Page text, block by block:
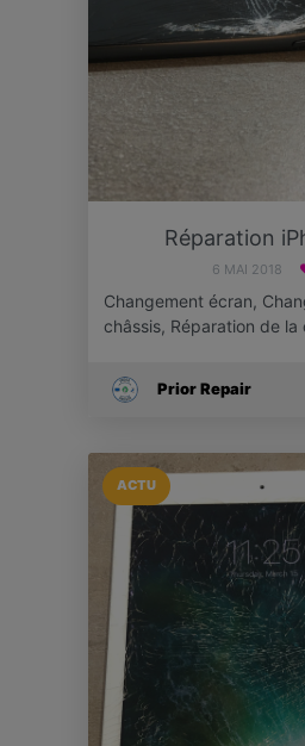
Réparation
6 MAI 2018
Changement écran,
châssis, Réparation de la
Prior Repair
ACTU